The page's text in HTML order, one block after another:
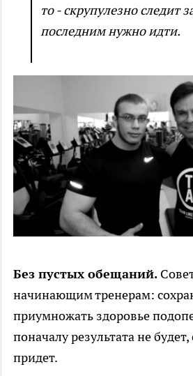
то - скрупулезно следит
последним нужно идти.
Без пустых обещаний.
начинающим тренерам:
приумножать здоровье
поначалу результата не
придет.